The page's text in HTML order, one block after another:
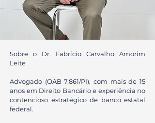
Sobre o Dr. Fabrício Carvalho Amorim
Leite
Advogado (OAB 7.861/PI), com mais de 15
anos em Direito Bancário e experiência no
contencioso estratégico de banco estatal
federal.